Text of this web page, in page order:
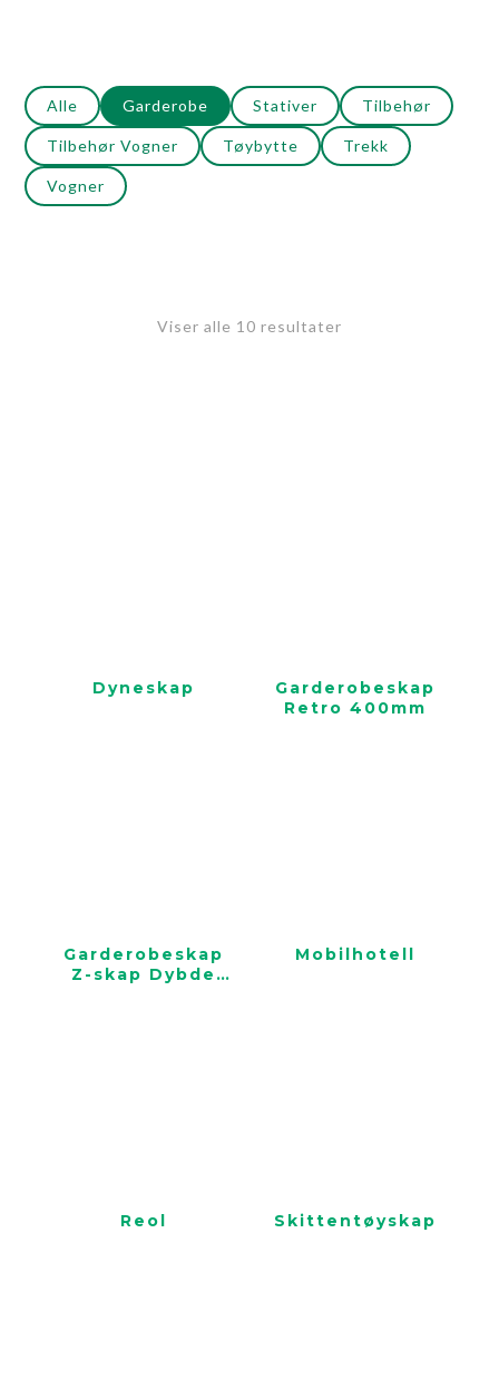
Alle Garderobe Stativer Tilbehør
Tilbehør Vogner Tøybytte Trekk
Vogner
Viser alle 10 resultater
Dyneskap
Garderobeskap
Retro 400mm
Garderobeskap
Z-skap Dybde
Mobilhotell
Reol Skittentøyskap